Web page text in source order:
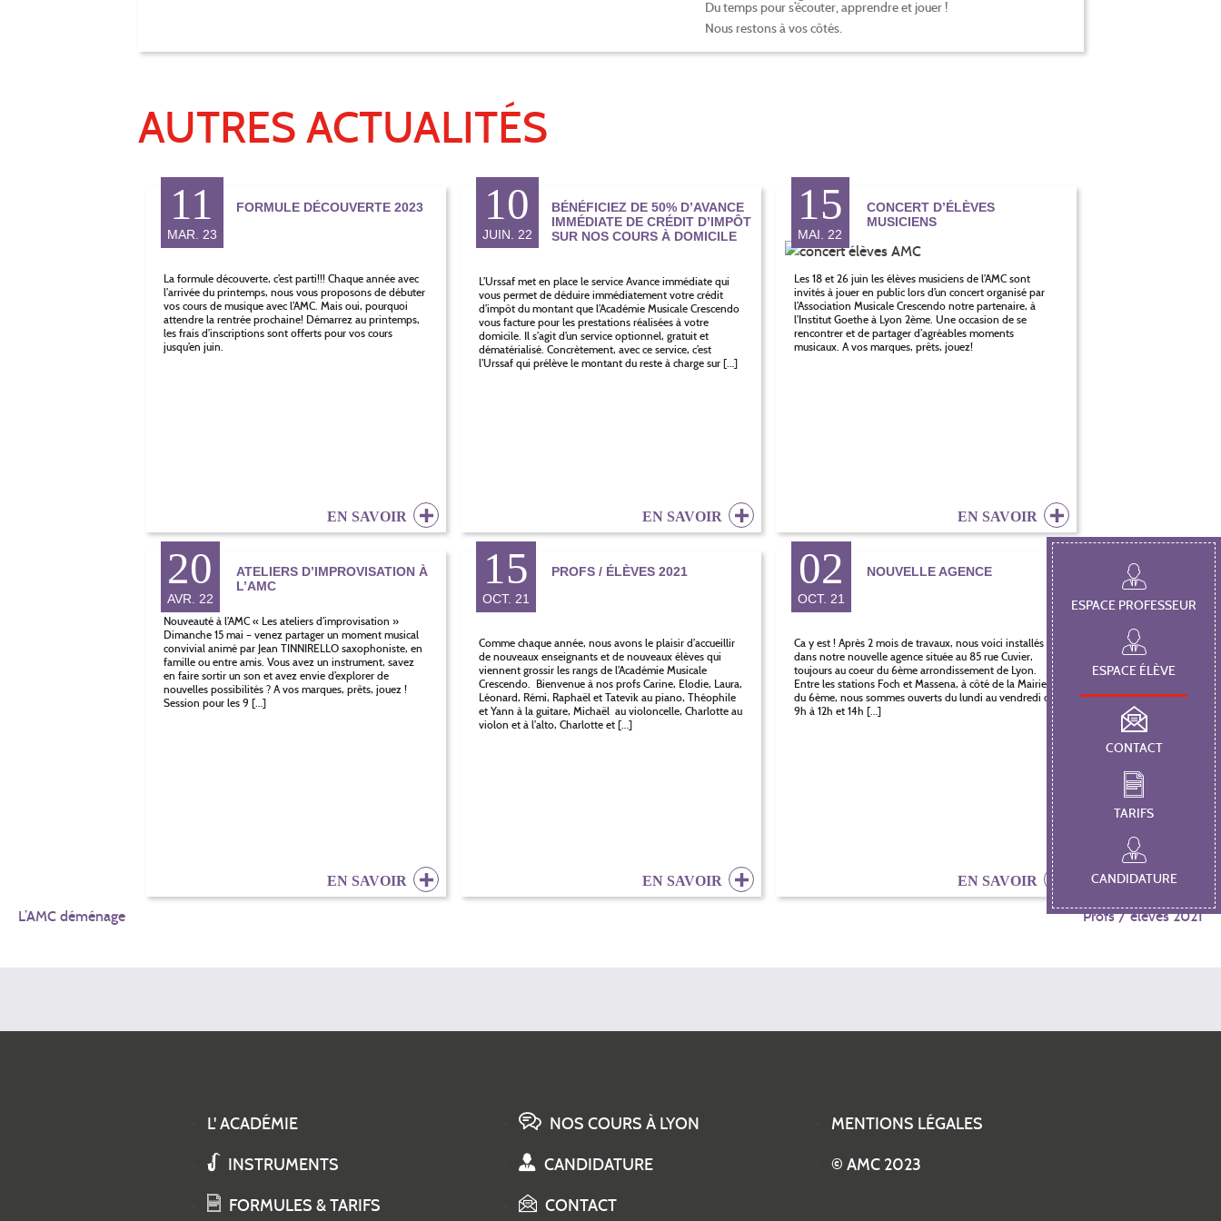
ESPACE PROFESSEUR
ESPACE ÉLÈVE
CONTACT
TARIFS
CANDIDATURE
Du temps pour s’écouter, apprendre et jouer !
Nous restons à vos côtés.
AUTRES ACTUALITÉS
11
MAR. 23
FORMULE DÉCOUVERTE 2023
La formule découverte, c’est parti!!! Chaque année avec
l’arrivée du printemps, nous vous proposons de débuter
vos cours de musique avec l’AMC. Mais oui, pourquoi
attendre la rentrée prochaine! Démarrez au printemps,
les frais d’inscriptions sont offerts pour vos cours
jusqu’en juin.
EN SAVOIR
10
JUIN. 22
BÉNÉFICIEZ DE 50% D’AVANCE
IMMÉDIATE DE CRÉDIT D’IMPÔT
SUR NOS COURS À DOMICILE
L’Urssaf met en place le service Avance immédiate qui
vous permet de déduire immédiatement votre crédit
d’impôt du montant que l’Académie Musicale Crescendo
vous facture pour les prestations réalisées à votre
domicile. Il s’agit d’un service optionnel, gratuit et
dématérialisé. Concrètement, avec ce service, c’est
l’Urssaf qui prélève le montant du reste à charge sur […]
EN SAVOIR
15
MAI. 22
CONCERT D’ÉLÈVES
MUSICIENS
Les 18 et 26 juin les élèves musiciens de l’AMC sont
invités à jouer en public lors d’un concert organisé par
l’Association Musicale Crescendo notre partenaire, à
l’Institut Goethe à Lyon 2ème. Une occasion de se
rencontrer et de partager d’agréables moments
musicaux. A vos marques, prêts, jouez!
EN SAVOIR
20
AVR. 22
ATELIERS D’IMPROVISATION À
L’AMC
Nouveauté à l’AMC « Les ateliers d’improvisation »
Dimanche 15 mai – venez partager un moment musical
convivial animé par Jean TINNIRELLO saxophoniste, en
famille ou entre amis. Vous avez un instrument, savez
en faire sortir un son et avez envie d’explorer de
nouvelles possibilités ? A vos marques, prêts, jouez !
Session pour les 9 […]
EN SAVOIR
15
OCT. 21
PROFS / ÉLÈVES 2021
Comme chaque année, nous avons le plaisir d’accueillir
de nouveaux enseignants et de nouveaux élèves qui
viennent grossir les rangs de l’Académie Musicale
Crescendo. Bienvenue à nos profs Carine, Elodie, Laura,
Léonard, Rémi, Raphaël et Tatevik au piano, Théophile
et Yann à la guitare, Michaël au violoncelle, Charlotte au
violon et à l’alto, Charlotte et […]
EN SAVOIR
02
OCT. 21
NOUVELLE AGENCE
Ca y est ! Après 2 mois de travaux, nous voici installés
dans notre nouvelle agence située au 85 rue Cuvier,
toujours au coeur du 6ème arrondissement de Lyon.
Entre les stations Foch et Massena, à côté de la Mairie
du 6ème, nous sommes ouverts du lundi au vendredi de
9h à 12h et 14h […]
EN SAVOIR
NAVIGATION
L’AMC déménage Profs / élèves 2021
L' ACADÉMIE
INSTRUMENTS
FORMULES & TARIFS
NOS COURS À LYON
CANDIDATURE
CONTACT
MENTIONS LÉGALES
© AMC 2023